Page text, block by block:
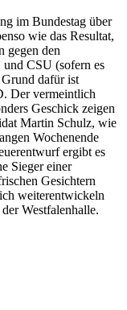
im Bundestag über
wie das Resultat,
gegen den
CSU (sofern es
dafür ist
Der vermeintlich
Geschick zeigen
Martin Schulz, wie
Wochenende
ergibt es
Sieger einer
Gesichtern
weiterentwickeln
Westfalenhalle.